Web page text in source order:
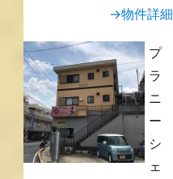
→物件詳細
プ
ラ
ニ
ー
シ
ェ